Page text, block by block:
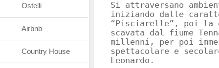
Si attraversano
iniziando dalle
“Pisciarelle”, poi la
scavata dal fiume
millenni, per poi
spettacolare e
Leonardo.
Ostelli
Airbnb
Country House